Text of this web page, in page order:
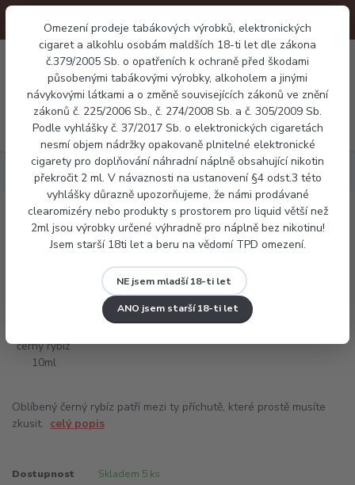
Omezení prodeje tabákových výrobků, elektronických
cigaret a alkohlu osobám maldších 18-ti let dle zákona
č.379/2005 Sb. o opatřeních k ochraně před škodami
působenými tabákovými výrobky, alkoholem a jinými
návykovými látkami a o změně souvisejících zákonů ve znění
zákonů č. 225/2006 Sb., č. 274/2008 Sb. a č. 305/2009 Sb.
Podle vyhlášky č. 37/2017 Sb. o elektronických cigaretách
nesmí objem nádržky opakovaně plnitelné elektronické
cigarety pro doplňování náhradní náplně obsahující nikotin
překročit 2 ml. V návaznosti na ustanovení §4 odst.3 této
vyhlášky důrazně upozorňujeme, že námi prodávané
clearomizéry nebo produkty s prostorem pro liquid větší než
2ml jsou výrobky určené výhradně pro náplně bez nikotinu!
Jsem starší 18ti let a beru na vědomí TPD omezení.
NE jsem mladší 18-ti let
ANO jsem starší 18-ti let
Menu
0 Kč
Náplně Frutie černý rybíz 10ml
Frutie černý rybíz 10ml
Oblíbený černý rybíz patří mezi ty příchutě, které prostě musíte
zkusit. celý popis
Dostupnost Skladem 5 ks